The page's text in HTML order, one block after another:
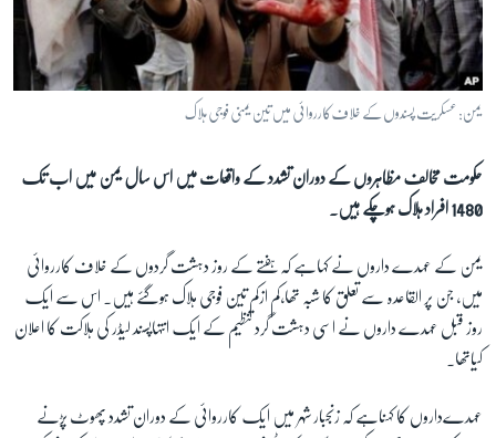
آرٹ
آزادیٔ صحافت
سائنس و ٹیکنالوجی
دلچسپ و عجیب
ویڈیوز
آڈیو
اسپیشل کوریج
اداریہ
یمن: عسکریت پسندوں کے خلاف کارروائی میں تین یمنی فوجی ہلاک
حکومت مخالف مظاہروں کے دوران تشدد کے واقعات میں اس سال یمن میں اب تک
1480 افراد ہلاک ہوچکے ہیں۔
یمن کے عہدے داروں نے کہاہے کہ ہفتے کے روز دہشت گردوں کے خلاف کارروائی
میں، جن پر القاعدہ سے تعلق کا شبہ تھا،کم ازکم تین فوجی ہلاک ہوگئے ہیں۔ اس سے ایک
روز قبل عہدے داروں نے اسی دہشت گرد تنظیم کے ایک انتہاپسند لیڈر کی ہلاکت کا اعلان
کیاتھا۔
عہدےداروں کا کہناہے کہ زنجبار شہر میں ایک کارروائی کے دوران تشدد پھوٹ پڑنے